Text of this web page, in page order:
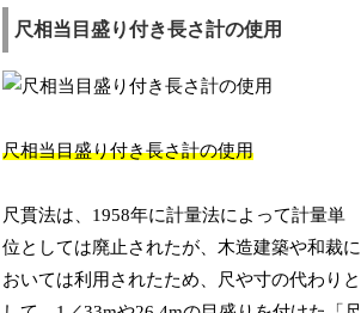
尺相当目盛り付き長さ計の使用
尺相当目盛り付き長さ計の使用
尺貫法は、1958年に計量法によって計量単
位としては廃止されたが、木造建築や和裁に
おいては利用されたため、尺や寸の代わりと